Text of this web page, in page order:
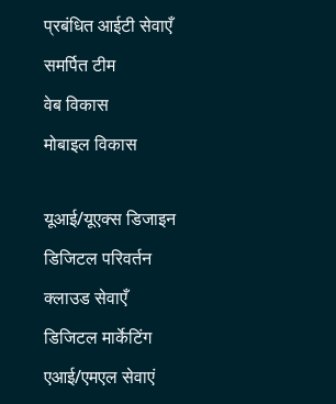
प्रबंधित आईटी सेवाएँ
समर्पित टीम
वेब विकास
मोबाइल विकास
यूआई/यूएक्स डिजाइन
डिजिटल परिवर्तन
क्लाउड सेवाएँ
डिजिटल मार्केटिंग
एआई/एमएल सेवाएं